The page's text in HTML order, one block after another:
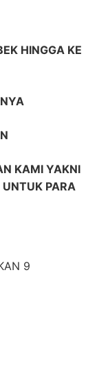
HINGGA KE
KAMI YAKNI
PARA
9